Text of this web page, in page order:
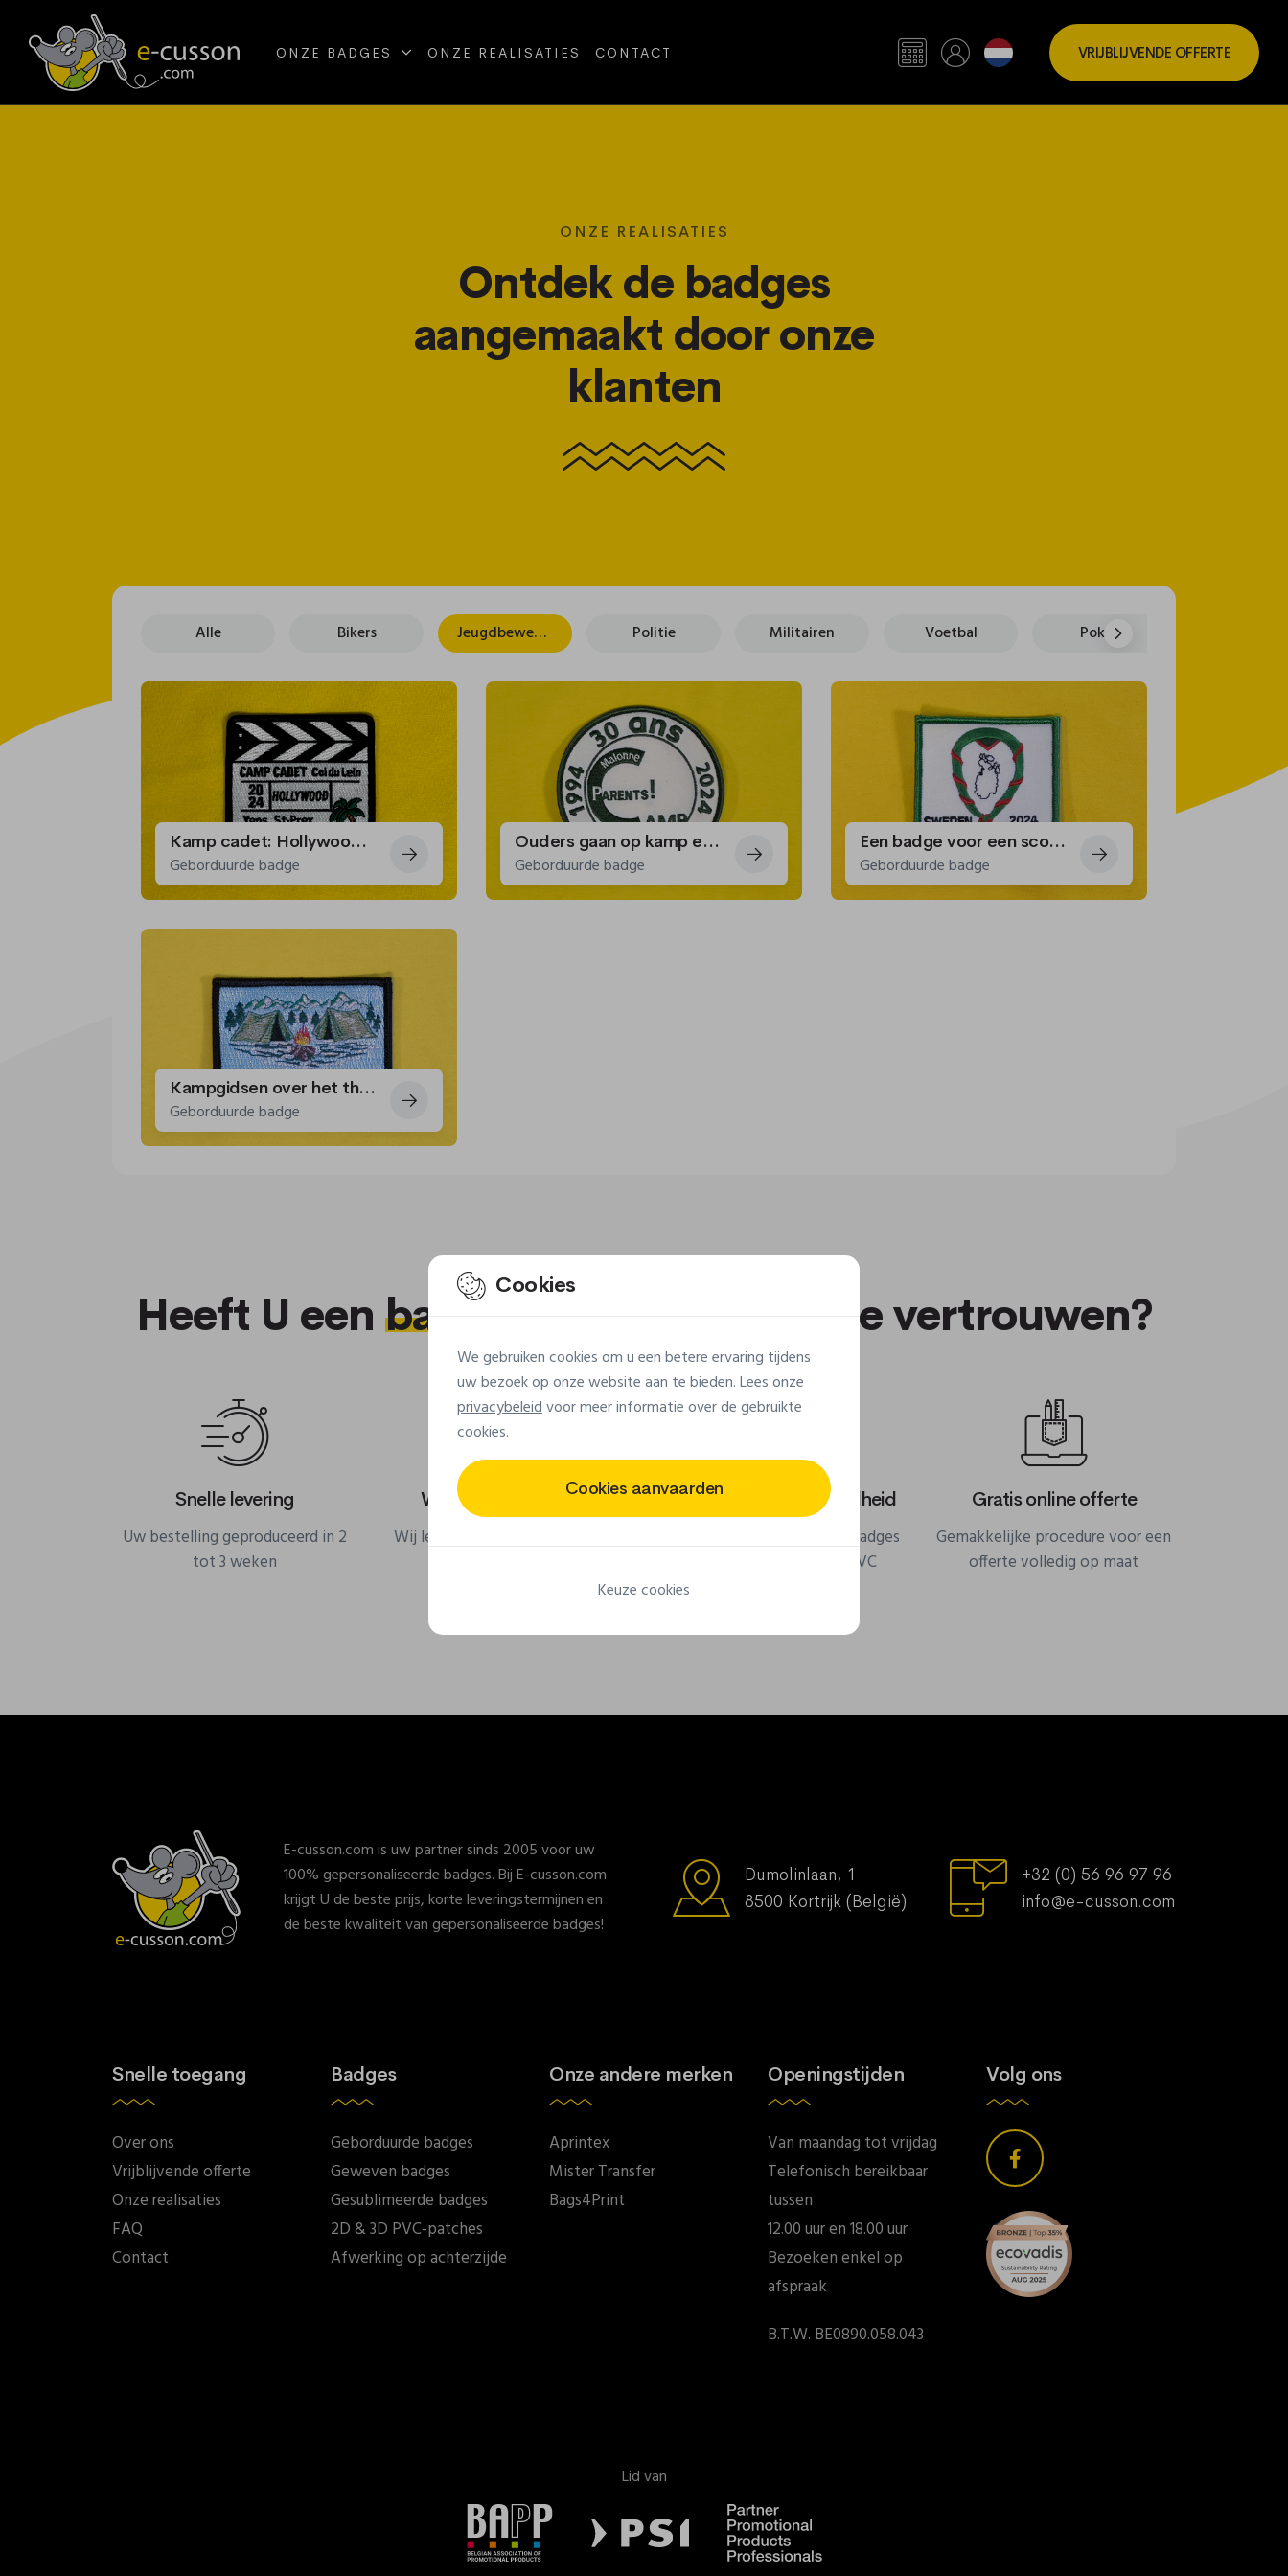
ONZE BADGES ONZE REALISATIES CONTACT VRIJBLIJVENDE OFFERTE
ONZE REALISATIES
Ontdek de badges
aangemaakt door onze
klanten
Alle Bikers Jeugdbewegingen Politie Militairen Voetbal Poker
Kamp cadet: Hollywood-thema
Geborduurde badge
Ouders gaan op kamp en maken een kuif
Geborduurde badge
Een badge voor een scoutingkamp in Zweden
Geborduurde badge
Kampgidsen over het thema El Dorado
Geborduurde badge
Heeft U een badgeom aan ons toe te vertrouwen?
Snelle levering
Uw bestelling geproduceerd in 2
tot 3 weken
Wereldwijde levering
Wij leveren uw badges in de hele
Kleine minimumhoeveelheid
Vanaf 25 stuks voor stoffe badges
en vanaf 50 stuks voor PVC
Gratis online offerte
Gemakkelijke procedure voor een
offerte volledig op maat
E-cusson.com is uw partner sinds 2005 voor uw
100% gepersonaliseerde badges. Bij E-cusson.com
krijgt U de beste prijs, korte leveringstermijnen en
de beste kwaliteit van gepersonaliseerde badges!
Dumolinlaan, 1
8500 Kortrijk (België)
+32 (0) 56 96 97 96
info@e-cusson.com
Snelle toegang
Over ons
Vrijblijvende offerte
Onze realisaties
FAQ
Contact
Badges
Geborduurde badges
Geweven badges
Gesublimeerde badges
2D & 3D PVC-patches
Afwerking op achterzijde
Onze andere merken
Aprintex
Mister Transfer
Bags4Print
Openingstijden
Van maandag tot vrijdag
Telefonisch bereikbaar
tussen
12.00 uur en 18.00 uur
Bezoeken enkel op
afspraak
B.T.W. BE0890.058.043
Volg ons
Lid van
Cookies
We gebruiken cookies om u een betere ervaring tijdens
uw bezoek op onze website aan te bieden. Lees onze
privacybeleidvoor meer informatie over de gebruikte
cookies.
Cookies aanvaarden
Keuze cookies